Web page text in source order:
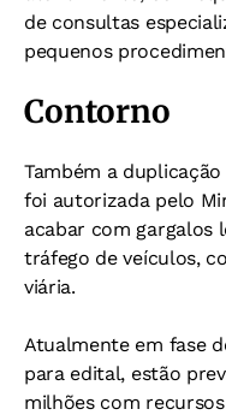
de consultas
pequenos
Contorno
Também a
foi autorizada pelo
acabar com gargalos
tráfego de veículos,
viária.
Atualmente em fase
para edital, estão
milhões com